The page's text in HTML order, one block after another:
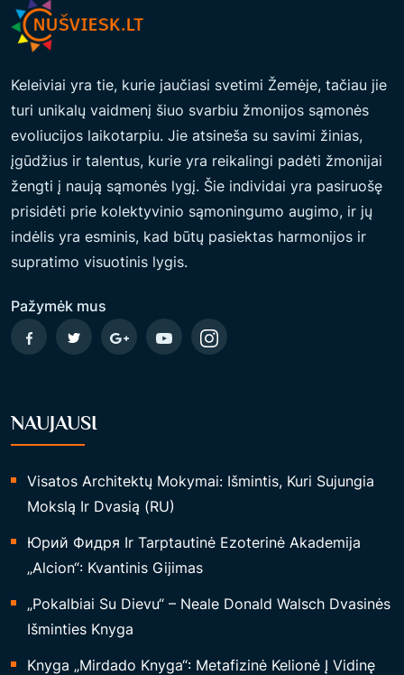
Keleiviai yra tie, kurie jaučiasi svetimi Žemėje, tačiau jie
turi unikalų vaidmenį šiuo svarbiu žmonijos sąmonės
evoliucijos laikotarpiu. Jie atsineša su savimi žinias,
įgūdžius ir talentus, kurie yra reikalingi padėti žmonijai
žengti į naują sąmonės lygį. Šie individai yra pasiruošę
prisidėti prie kolektyvinio sąmoningumo augimo, ir jų
indėlis yra esminis, kad būtų pasiektas harmonijos ir
supratimo visuotinis lygis.
Pažymėk mus
NAUJAUSI
Visatos Architektų Mokymai: Išmintis, Kuri Sujungia
Mokslą Ir Dvasią (RU)
Юрий Фидря Ir Tarptautinė Ezoterinė Akademija
„Alcion“: Kvantinis Gijimas
„Pokalbiai Su Dievu“ – Neale Donald Walsch Dvasinės
Išminties Knyga
Knyga „Mirdado Knyga“: Metafizinė Kelionė Į Vidinę